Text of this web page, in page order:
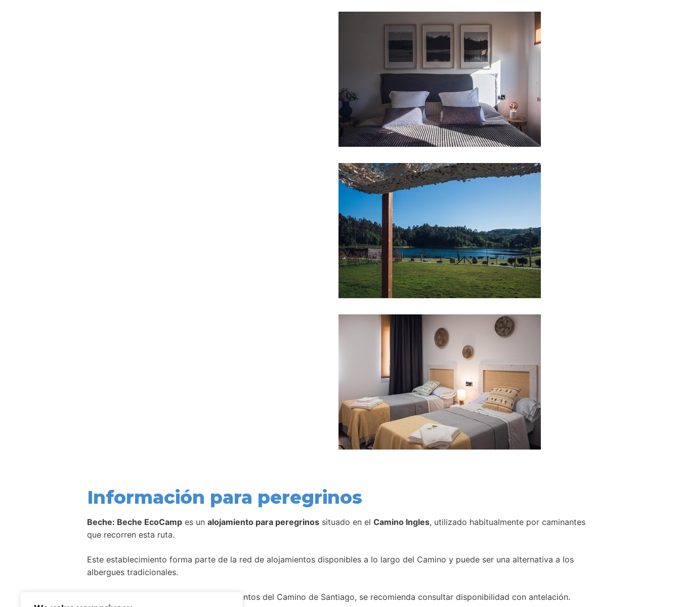
Información para peregrinos
Beche: Beche EcoCamp es un alojamiento para peregrinos situado en el Camino Ingles, utilizado habitualmente por caminantes
que recorren esta ruta.
Este establecimiento forma parte de la red de alojamientos disponibles a lo largo del Camino y puede ser una alternativa a los
albergues tradicionales.
Como ocurre con la mayoría de alojamientos del Camino de Santiago, se recomienda consultar disponibilidad con antelación.